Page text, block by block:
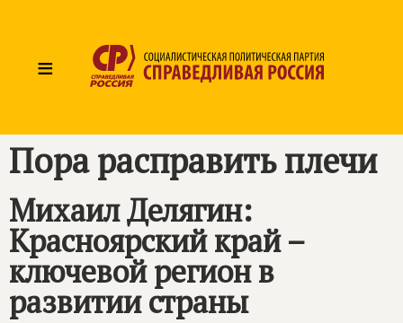
≡
Пора расправить плечи
Михаил Делягин:
Красноярский край –
ключевой регион в
развитии страны